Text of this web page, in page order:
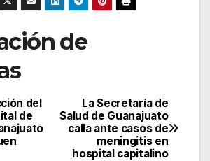
de
La Secretaría de
Salud de Guanajuato
calla ante casos de
meningitis en
hospital capitalino
del
de